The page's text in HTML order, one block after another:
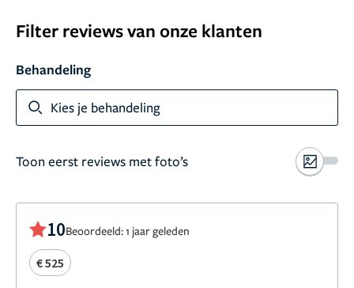
Filter reviews van onze klanten
Behandeling
Kies je behandeling
Toon eerst reviews met foto’s
10Beoordeeld: 1 jaar geleden
€ 525